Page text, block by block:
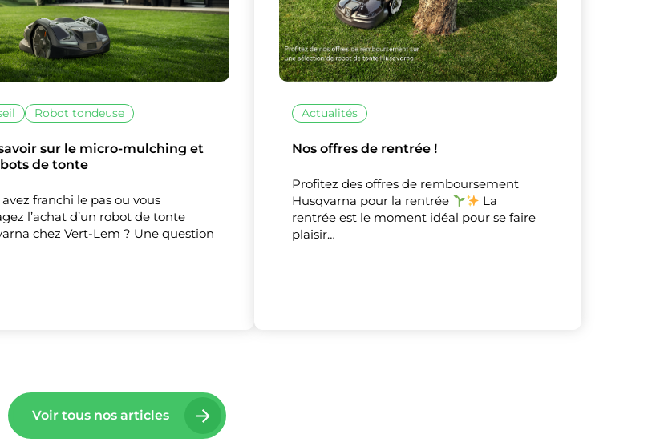
et vous donne le contrôle sur ceux que
vous souhaitez activer
Robot tondeuse
sur le micro-mulching et
de tonte
avez franchi le pas ou vous
l’achat d’un robot de tonte
chez Vert-Lem ? Une question
Actualités
Nos offres de rentrée !
Profitez des offres de remboursement
Husqvarna pour la rentrée
La
rentrée est le moment idéal pour se faire
plaisir…
Voir tous nos articles